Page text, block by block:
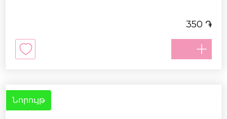
350 ֏
Նորույթ